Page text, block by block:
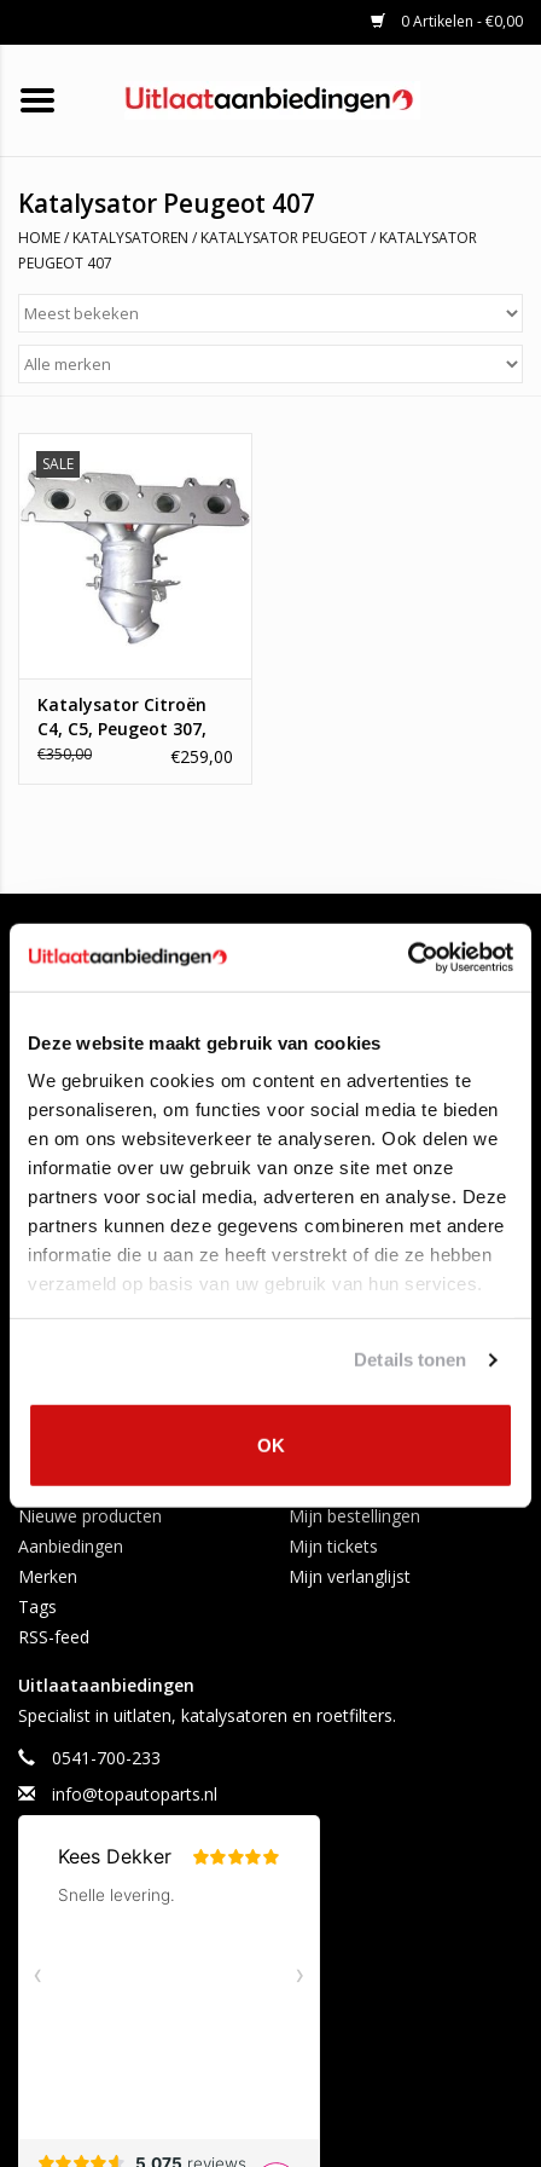
Deze website maakt gebruik van cookies
We gebruiken cookies om content en advertenties te
personaliseren, om functies voor social media te bieden
en om ons websiteverkeer te analyseren. Ook delen we
informatie over uw gebruik van onze site met onze
partners voor social media, adverteren en analyse. Deze
partners kunnen deze gegevens combineren met andere
informatie die u aan ze heeft verstrekt of die ze hebben
verzameld op basis van uw gebruik van hun services.
Details tonen
OK
0 Artikelen - €0,00
HOME
KATALYSATOREN
UNIVERSELE UITLAATDELEN
MERKEN
Katalysator Peugeot 407
HOME/ KATALYSATOREN / KATALYSATOR PEUGEOT/ KATALYSATOR
PEUGEOT 407
SALE
Katalysator Citroën
C4, C5, Peugeot 307,
308, 407
€350,00 €259,00
Klantenservice
Contact opnemen
Over ons
Betaalmethoden
Algemene voorwaarden
Herroepingsrecht
Privacy Policy
Verzenden & retourneren
Afkoelingsperiode
Formulier Herroepingsrecht
Alle producten
Nieuwe producten
Aanbiedingen
Merken
Tags
RSS-feed
Registreren
Mijn bestellingen
Mijn tickets
Mijn verlanglijst
Uitlaataanbiedingen
Specialist in uitlaten, katalysatoren en roetfilters.
0541-700-233
info@topautoparts.nl